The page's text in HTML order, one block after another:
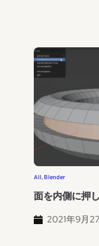
All, Blender
面を内側に押
2021年9月